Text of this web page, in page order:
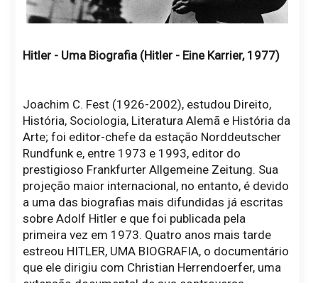
Hitler - Uma Biografia (Hitler - Eine Karrier, 1977)
Joachim C. Fest (1926-2002), estudou Direito,
História, Sociologia, Literatura Alemã e História da
Arte; foi editor-chefe da estação Norddeutscher
Rundfunk e, entre 1973 e 1993, editor do
prestigioso Frankfurter Allgemeine Zeitung. Sua
projeção maior internacional, no entanto, é devido
a uma das biografias mais difundidas já escritas
sobre Adolf Hitler e que foi publicada pela
primeira vez em 1973. Quatro anos mais tarde
estreou HITLER, UMA BIOGRAFIA, o documentário
que ele dirigiu com Christian Herrendoerfer, uma